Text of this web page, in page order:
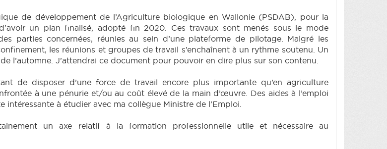
de développement de l’Agriculture biologique en Wallonie (PSDAB), pour la
un plan finalisé, adopté fin 2020. Ces travaux sont menés sous le mode
parties concernées, réunies au sein d’une plateforme de pilotage. Malgré les
les réunions et groupes de travail s’enchaînent à un rythme soutenu. Un
l’automne. J’attendrai ce document pour pouvoir en dire plus sur son contenu.
de disposer d’une force de travail encore plus importante qu’en agriculture
à une pénurie et/ou au coût élevé de la main d’œuvre. Des aides à l’emploi
à étudier avec ma collègue Ministre de l’Emploi.
un axe relatif à la formation professionnelle utile et nécessaire au